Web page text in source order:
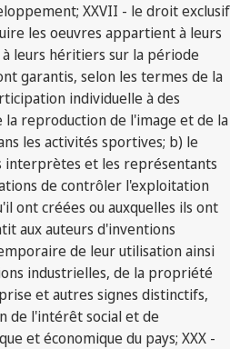
XXVII - le droit exclusif
les oeuvres appartient à leurs
leurs héritiers sur la période
garantis, selon les termes de la
individuelle à des
la reproduction de l'image et de la
les activités sportives; b) le
interprètes et les représentants
de contrôler l'exploitation
ont créées ou auxquelles ils ont
aux auteurs d'inventions
de leur utilisation ainsi
industrielles, de la propriété
et autres signes distinctifs,
de l'intérêt social et de
et économique du pays; XXX -